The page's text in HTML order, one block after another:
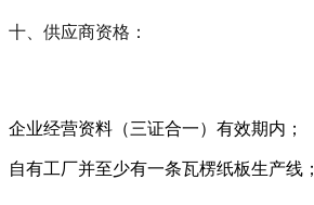
十、供应商资格：
企业经营资料（三证合一）有效期内；
自有工厂并至少有一条瓦楞纸板生产线；